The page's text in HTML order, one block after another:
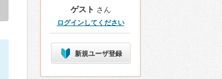
ゲスト さん
ログインしてください
新規ユーザ登録